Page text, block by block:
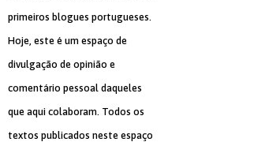
primeiros blogues portugueses.
Hoje, este é um espaço de
divulgação de opinião e
comentário pessoal daqueles
que aqui colaboram. Todos os
textos publicados neste espaço